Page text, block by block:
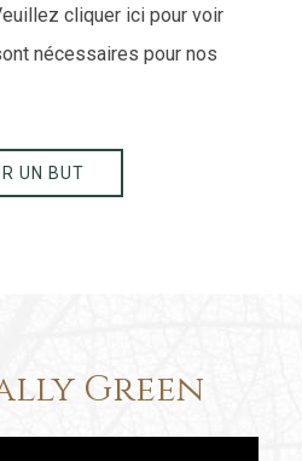
cliquer ici pour voir
nécessaires pour nos
UN BUT
Green